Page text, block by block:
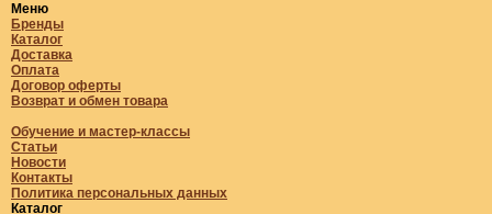
Меню
Бренды
Каталог
Доставка
Оплата
Договор оферты
Возврат и обмен товара
Обучение и мастер-классы
Статьи
Новости
Контакты
Политика персональных данных
Каталог